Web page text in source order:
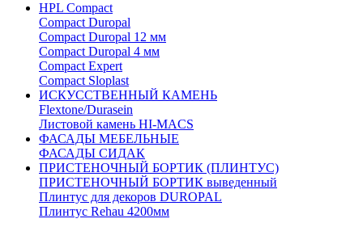
HPL Compact
Compact Duropal
Compact Duropal 12 мм
Compact Duropal 4 мм
Compact Expert
Compact Sloplast
ИСКУССТВЕННЫЙ КАМЕНЬ
Flextone/Durasein
Листовой камень HI-MACS
ФАСАДЫ МЕБЕЛЬНЫЕ
ФАСАДЫ СИДАК
ПРИСТЕНОЧНЫЙ БОРТИК (ПЛИНТУС)
ПРИСТЕНОЧНЫЙ БОРТИК выведенный
Плинтус для декоров DUROPAL
Плинтус Rehau 4200мм